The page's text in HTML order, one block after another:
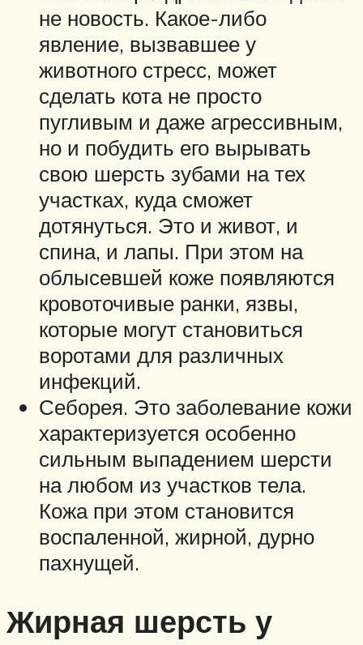
не новость. Какое-либо
явление, вызвавшее у
животного стресс, может
сделать кота не просто
пугливым и даже агрессивным,
но и побудить его вырывать
свою шерсть зубами на тех
участках, куда сможет
дотянуться. Это и живот, и
спина, и лапы. При этом на
облысевшей коже появляются
кровоточивые ранки, язвы,
которые могут становиться
воротами для различных
инфекций.
Себорея. Это заболевание кожи
характеризуется особенно
сильным выпадением шерсти
на любом из участков тела.
Кожа при этом становится
воспаленной, жирной, дурно
пахнущей.
Жирная шерсть у